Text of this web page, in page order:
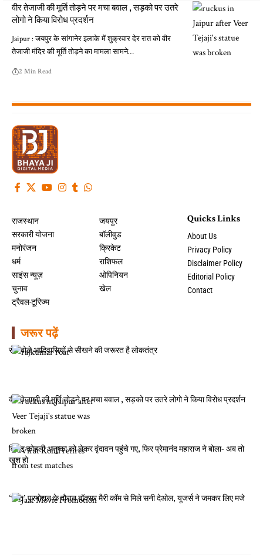
वीर तेजाजी की मूर्ति तोड़ने पर मचा बवाल , सड़को पर उतरे
लोगो ने किया विरोध प्रदर्शन
Jaipur : जयपुर के सांगानेर इलाके में शुक्रवार देर रात को वीर
तेजाजी मंदिर की मूर्ति तोड़ने का मामला सामने…
2 Min Read
राजस्थान
सरकारी योजना
मनोरंजन
धर्म
साइंस न्यूज़
चुनाव
ट्रैवल-टूरिज्म
जयपुर
बॉलीवुड
क्रिकेट
राशिफल
ओपिनियन
खेल
Quicks Links
About Us
Privacy Policy
Disclaimer Policy
Editorial Policy
Contact
जरूर पढ़ें
रोत बोले आदिवासियों से सीखने की जरूरत है लोकतंत्र
वीर तेजाजी की मूर्ति तोड़ने पर मचा बवाल , सड़को पर उतरे लोगो ने किया विरोध प्रदर्शन
विराट कोहली अनुष्का को लेकर वृंदावन पहुंचे गए, फिर प्रेमानंद महाराज ने बोला- अब तो
खुश हो
‘जाट’ प्रमोशन के दौरान बॉक्सर मैरी कॉम से मिले सनी देओल, यूजर्स ने जमकर लिए मजे